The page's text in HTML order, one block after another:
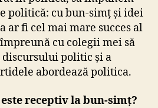
politică: cu bun-simț și idei
ar fi cel mai mare succes al
cu colegii mei să
politic și a
abordează politica.
receptiv la bun-simț?